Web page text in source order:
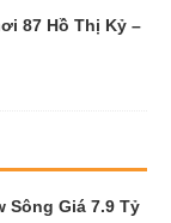
87 Hồ Thị Kỷ –
Sông Giá 7.9 Tỷ